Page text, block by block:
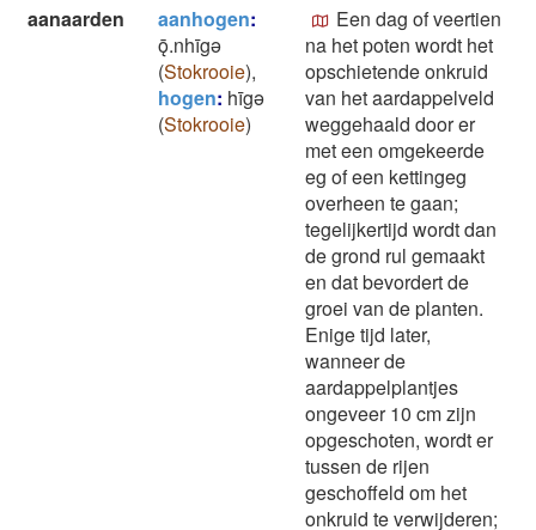
aanaarden aanhogen:
ǭ.nhīgǝ
(Stokrooie),
hogen: hīgǝ
(Stokrooie)
Een dag of veertien
na het poten wordt het
opschietende onkruid
van het aardappelveld
weggehaald door er
met een omgekeerde
eg of een kettingeg
overheen te gaan;
tegelijkertijd wordt dan
de grond rul gemaakt
en dat bevordert de
groei van de planten.
Enige tijd later,
wanneer de
aardappelplantjes
ongeveer 10 cm zijn
opgeschoten, wordt er
tussen de rijen
geschoffeld om het
onkruid te verwijderen;